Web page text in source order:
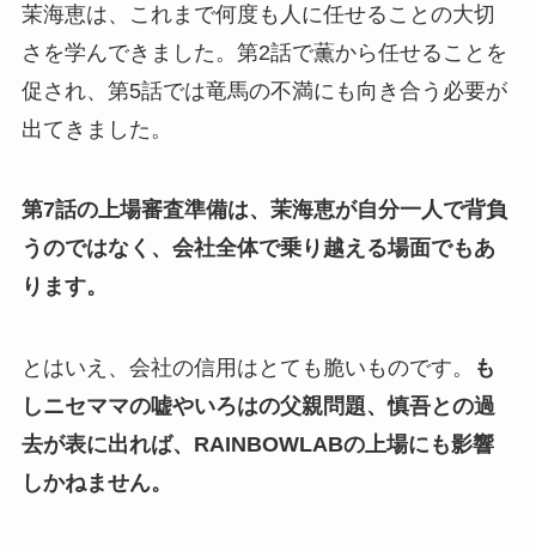
茉海恵は、これまで何度も人に任せることの大切
さを学んできました。第2話で薫から任せることを
促され、第5話では竜馬の不満にも向き合う必要が
出てきました。
第7話の上場審査準備は、茉海恵が自分一人で背負
うのではなく、会社全体で乗り越える場面でもあ
ります。
とはいえ、会社の信用はとても脆いものです。
も
しニセママの嘘やいろはの父親問題、慎吾との過
去が表に出れば、RAINBOWLABの上場にも影響
しかねません。